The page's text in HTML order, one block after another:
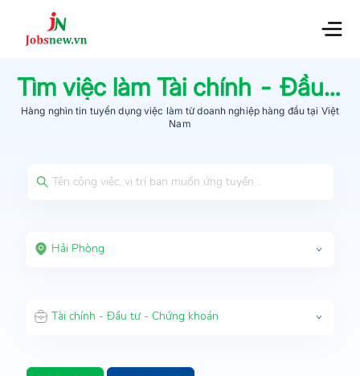
Tìm việc làmTài chính - Đầu tư - Chứng khoán
Hàng nghìn tin tuyển dụng việc làm từdoanh nghiệp hàng đầu tại Việt
Nam
Hải Phòng
Tài chính - Đầu tư - Chứng khoán